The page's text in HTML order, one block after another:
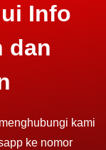
Info
dan
kami
ke nomor